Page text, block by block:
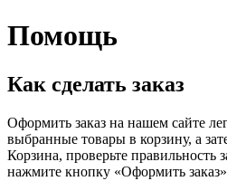
Помощь
Как сделать заказ
Оформить заказ на нашем сайте
выбранные товары в корзину, а
Корзина, проверьте правильность
нажмите кнопку «Оформить